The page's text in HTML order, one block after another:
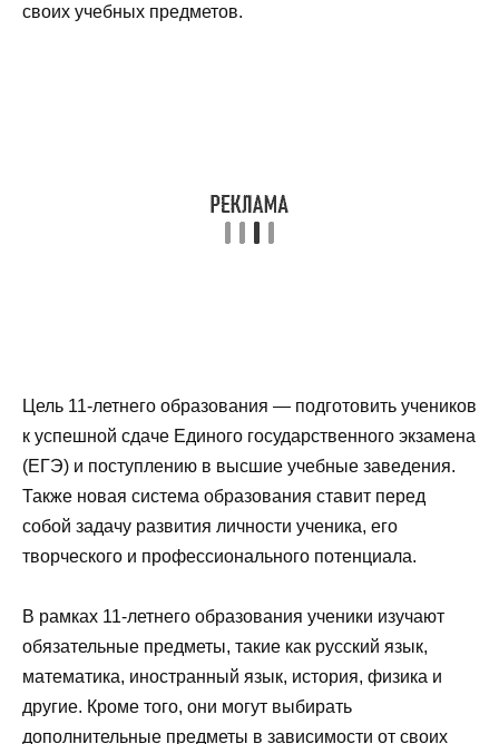
своих учебных предметов.
Цель 11-летнего образования — подготовить учеников
к успешной сдаче Единого государственного экзамена
(ЕГЭ) и поступлению в высшие учебные заведения.
Также новая система образования ставит перед
собой задачу развития личности ученика, его
творческого и профессионального потенциала.
В рамках 11-летнего образования ученики изучают
обязательные предметы, такие как русский язык,
математика, иностранный язык, история, физика и
другие. Кроме того, они могут выбирать
дополнительные предметы в зависимости от своих